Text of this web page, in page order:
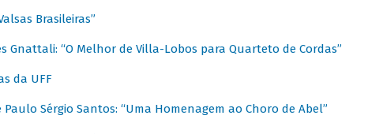
Brasileiras”
Gnattali: “O Melhor de Villa-Lobos para Quarteto de Cordas”
da UFF
Sérgio Santos: “Uma Homenagem ao Choro de Abel”